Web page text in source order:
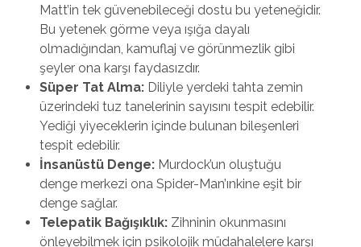
Matt’in tek güvenebileceği dostu bu yeteneğidir.
Bu yetenek görme veya ışığa dayalı
olmadığından, kamuflaj ve görünmezlik gibi
şeyler ona karşı faydasızdır.
Süper Tat Alma: Diliyle yerdeki tahta zemin
üzerindeki tuz tanelerinin sayısını tespit edebilir.
Yediği yiyeceklerin içinde bulunan bileşenleri
tespit edebilir.
İnsanüstü Denge:Murdock’un oluştuğu
denge merkezi ona Spider-Man’ınkine eşit bir
denge sağlar.
Telepatik Bağışıklık:Zihninin okunmasını
önleyebilmek için psikolojik müdahalelere karşı